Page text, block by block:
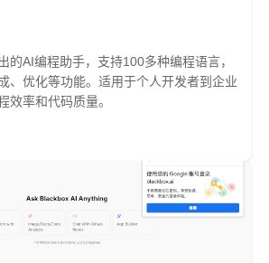
的AI编程助手，支持100多种编程语言，
、优化等功能。适用于个人开发者到企业
效率和代码质量。